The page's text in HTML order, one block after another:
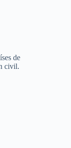
de
civil.